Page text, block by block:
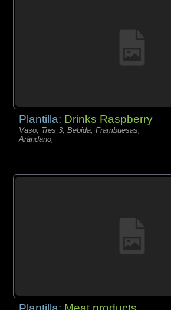
Plantilla: Drinks Raspberry
Vaso, Tres 3, Bebida, Frambuesas,
Arándano,